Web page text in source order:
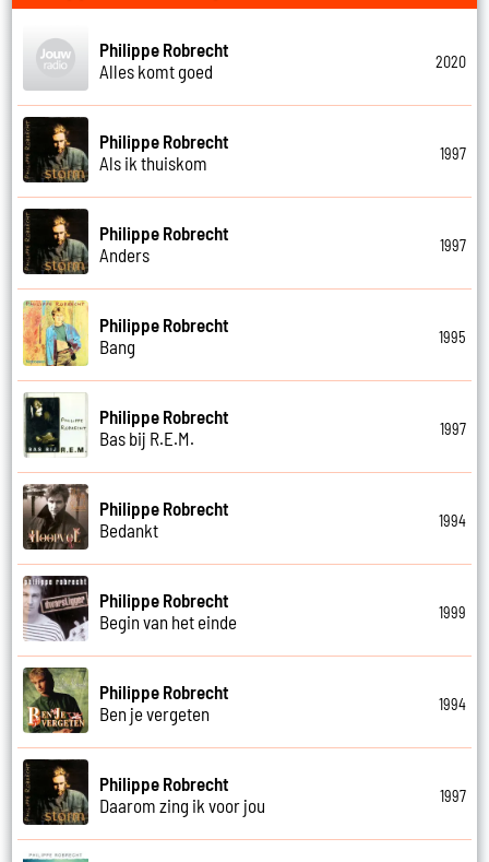
Philippe Robrecht
Alles komt goed
2020
Philippe Robrecht
Als ik thuiskom
1997
Philippe Robrecht
Anders
1997
Philippe Robrecht
Bang
1995
Philippe Robrecht
Bas bij R.E.M.
1997
Philippe Robrecht
Bedankt
1994
Philippe Robrecht
Begin van het einde
1999
Philippe Robrecht
Ben je vergeten
1994
Philippe Robrecht
Daarom zing ik voor jou
1997